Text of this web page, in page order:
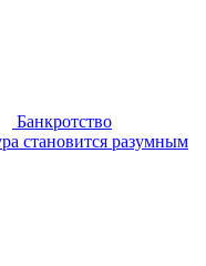
Банкротство
становится разумным